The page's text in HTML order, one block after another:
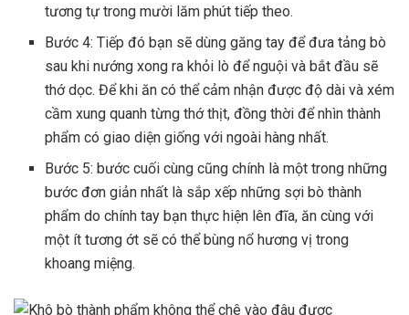
tương tự trong mười lăm phút tiếp theo.
Bước 4: Tiếp đó bạn sẽ dùng găng tay để đưa tảng bò
sau khi nướng xong ra khỏi lò để nguội và bắt đầu sẽ
thớ dọc. Để khi ăn có thể cảm nhận được độ dài và xém
cầm xung quanh từng thớ thịt, đồng thời để nhìn thành
phẩm có giao diện giống với ngoài hàng nhất.
Bước 5: bước cuối cùng cũng chính là một trong những
bước đơn giản nhất là sắp xếp những sợi bò thành
phẩm do chính tay bạn thực hiện lên đĩa, ăn cùng với
một ít tương ớt sẽ có thể bùng nổ hương vị trong
khoang miệng.